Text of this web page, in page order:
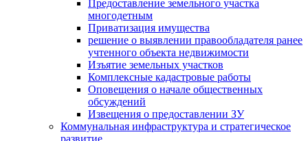
Предоставление земельного участка
многодетным
Приватизация имущества
решение о выявлении правообладателя ранее
учтенного объекта недвижимости
Изъятие земельных участков
Комплексные кадастровые работы
Оповещения о начале общественных
обсуждений
Извещения о предоставлении ЗУ
Коммунальная инфраструктура и стратегическое